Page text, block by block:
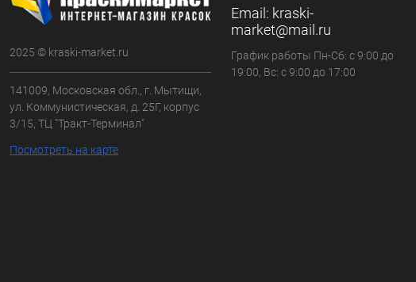
2025 © kraski-market.ru
141009, Московская обл., г. Мытищи,
ул. Коммунистическая, д. 25Г, корпус
3/15, ТЦ "Тракт-Терминал"
Посмотреть на карте
Email: kraski-
market@mail.ru
График работы Пн-Сб: с 9:00 до
19:00, Вс: с 9:00 до 17:00